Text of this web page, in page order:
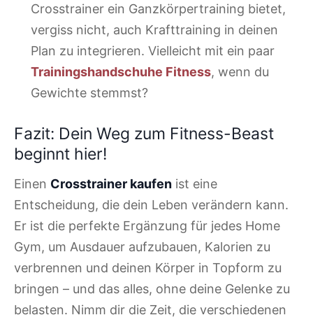
Crosstrainer ein Ganzkörpertraining bietet,
vergiss nicht, auch Krafttraining in deinen
Plan zu integrieren. Vielleicht mit ein paar
Trainingshandschuhe Fitness, wenn du
Gewichte stemmst?
Fazit: Dein Weg zum Fitness-Beast
beginnt hier!
Einen Crosstrainer kaufen ist eine
Entscheidung, die dein Leben verändern kann.
Er ist die perfekte Ergänzung für jedes Home
Gym, um Ausdauer aufzubauen, Kalorien zu
verbrennen und deinen Körper in Topform zu
bringen – und das alles, ohne deine Gelenke zu
belasten. Nimm dir die Zeit, die verschiedenen